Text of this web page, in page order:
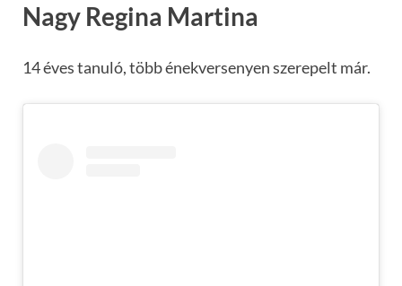
Nagy Regina Martina
14 éves tanuló, több énekversenyen szerepelt már.